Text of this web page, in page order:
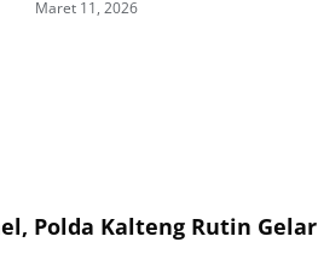
Maret 11, 2026
Polda Kalteng Rutin Gelar